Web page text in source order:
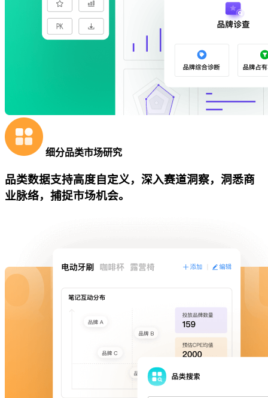
细分品类市场研究
品类数据支持高度自定义，深入赛道洞察，洞悉商
业脉络，捕捉市场机会。